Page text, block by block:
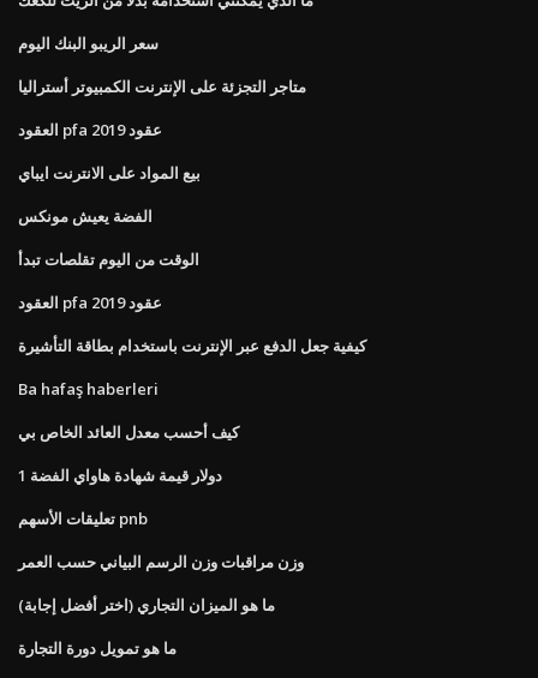
سعر الريبو البنك اليوم
متاجر التجزئة على الإنترنت الكمبيوتر أستراليا
العقود pfa عقود 2019
بيع المواد على الانترنت ايباي
الفضة يعيش مونكس
الوقت من اليوم تقلصات تبدأ
العقود pfa عقود 2019
كيفية جعل الدفع عبر الإنترنت باستخدام بطاقة التأشيرة
Ba hafaş haberleri
كيف أحسب معدل العائد الخاص بي
1 دولار قيمة شهادة هاواي الفضة
تعليقات الأسهم pnb
وزن مراقبات وزن الرسم البياني حسب العمر
ما هو الميزان التجاري (اختر أفضل إجابة)
ما هو تمويل دورة التجارة